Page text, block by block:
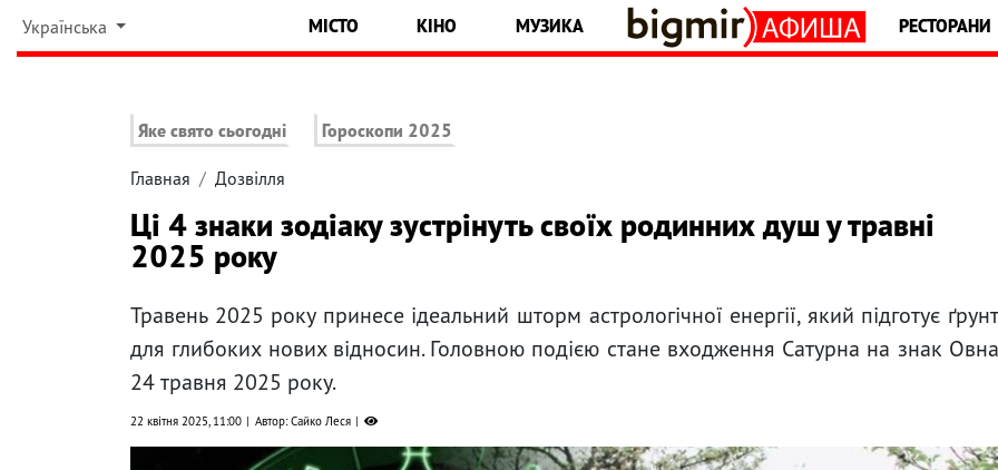
Українська МІСТО КІНО МУЗИКА РЕСТОРАНИ
Яке свято сьогодні Гороскопи 2025
Главная Дозвілля
Ці 4 знаки зодіаку зустрінуть своїх родинних душ у травні
2025 року
Травень 2025 року принесе ідеальний шторм астрологічної енергії, який підготує ґрунт
для глибоких нових відносин. Головною подією стане входження Сатурна на знак Овна
24 травня 2025 року.
22 квітня 2025, 11:00 Автор: Сайко Леся